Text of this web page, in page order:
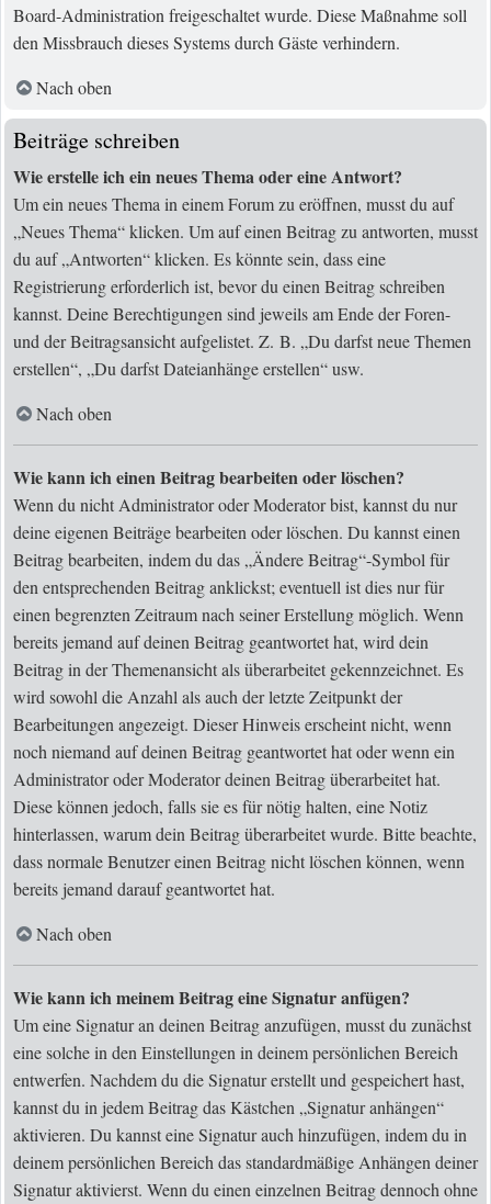
Board-Administration freigeschaltet wurde. Diese Maßnahme soll
den Missbrauch dieses Systems durch Gäste verhindern.
Nach oben
Beiträge schreiben
Wie erstelle ich ein neues Thema oder eine Antwort?
Um ein neues Thema in einem Forum zu eröffnen, musst du auf
„Neues Thema“ klicken. Um auf einen Beitrag zu antworten, musst
du auf „Antworten“ klicken. Es könnte sein, dass eine
Registrierung erforderlich ist, bevor du einen Beitrag schreiben
kannst. Deine Berechtigungen sind jeweils am Ende der Foren-
und der Beitragsansicht aufgelistet. Z. B. „Du darfst neue Themen
erstellen“, „Du darfst Dateianhänge erstellen“ usw.
Nach oben
Wie kann ich einen Beitrag bearbeiten oder löschen?
Wenn du nicht Administrator oder Moderator bist, kannst du nur
deine eigenen Beiträge bearbeiten oder löschen. Du kannst einen
Beitrag bearbeiten, indem du das „Ändere Beitrag“-Symbol für
den entsprechenden Beitrag anklickst; eventuell ist dies nur für
einen begrenzten Zeitraum nach seiner Erstellung möglich. Wenn
bereits jemand auf deinen Beitrag geantwortet hat, wird dein
Beitrag in der Themenansicht als überarbeitet gekennzeichnet. Es
wird sowohl die Anzahl als auch der letzte Zeitpunkt der
Bearbeitungen angezeigt. Dieser Hinweis erscheint nicht, wenn
noch niemand auf deinen Beitrag geantwortet hat oder wenn ein
Administrator oder Moderator deinen Beitrag überarbeitet hat.
Diese können jedoch, falls sie es für nötig halten, eine Notiz
hinterlassen, warum dein Beitrag überarbeitet wurde. Bitte beachte,
dass normale Benutzer einen Beitrag nicht löschen können, wenn
bereits jemand darauf geantwortet hat.
Nach oben
Wie kann ich meinem Beitrag eine Signatur anfügen?
Um eine Signatur an deinen Beitrag anzufügen, musst du zunächst
eine solche in den Einstellungen in deinem persönlichen Bereich
entwerfen. Nachdem du die Signatur erstellt und gespeichert hast,
kannst du in jedem Beitrag das Kästchen „Signatur anhängen“
aktivieren. Du kannst eine Signatur auch hinzufügen, indem du in
deinem persönlichen Bereich das standardmäßige Anhängen deiner
Signatur aktivierst. Wenn du einen einzelnen Beitrag dennoch ohne